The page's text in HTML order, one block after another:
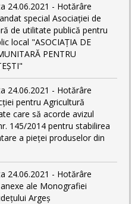
24.06.2021 - Hotărâre
special Asociației de
de utilitate publică pentru
local "ASOCIAȚIA DE
PENTRU
24.06.2021 - Hotărâre
pentru Agricultură
care să acorde avizul
145/2014 pentru stabilirea
a pieței produselor din
24.06.2021 - Hotărâre
ale Monografiei
Argeș